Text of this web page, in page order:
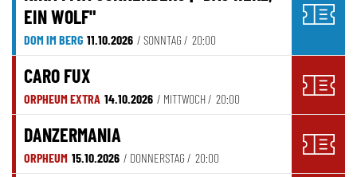
EIN WOLF"
DOM IM BERG 11.10.2026 / SONNTAG / 20:00
CARO FUX
ORPHEUM EXTRA 14.10.2026 / MITTWOCH / 20:00
DANZERMANIA
ORPHEUM 15.10.2026 / DONNERSTAG / 20:00